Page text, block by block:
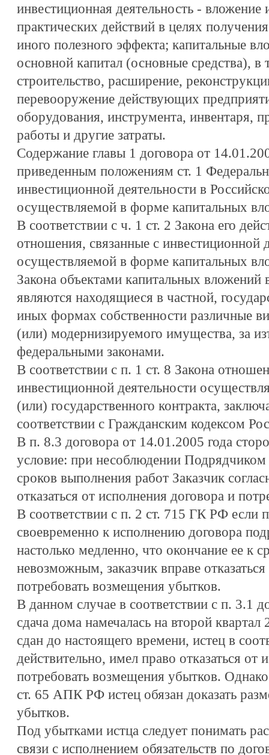
инвестиционная деятельность -
практических действий в целях
иного полезного эффекта; капитальные
основной капитал (основные средства), в
строительство, расширение,
перевооружение действующих
оборудования, инструмента, инвентаря,
работы и другие затраты.
Содержание главы 1 договора от
приведенным положениям ст. 1
инвестиционной деятельности в
осуществляемой в форме капитальных
В соответствии с ч. 1 ст. 2 Закона его
отношения, связанные с инвестиционной
осуществляемой в форме капитальных
Закона объектами капитальных вложений
являются находящиеся в частной,
иных формах собственности различные
(или) модернизируемого имущества, за
федеральными законами.
В соответствии с п. 1 ст. 8 Закона
инвестиционной деятельности
(или) государственного контракта,
соответствии с Гражданским кодексом
В п. 8.3 договора от 14.01.2005 года
условие: при несоблюдении Подрядчиком
сроков выполнения работ Заказчик
отказаться от исполнения договора и
В соответствии с п. 2 ст. 715 ГК РФ если
своевременно к исполнению договора
настолько медленно, что окончание ее к
невозможным, заказчик вправе
потребовать возмещения убытков.
В данном случае в соответствии с п. 3.1
сдача дома намечалась на второй
сдан до настоящего времени, истец в
действительно, имел право отказаться от
потребовать возмещения убытков.
ст. 65 АПК РФ истец обязан доказать
убытков.
Под убытками истца следует понимать
связи с исполнением обязательств по